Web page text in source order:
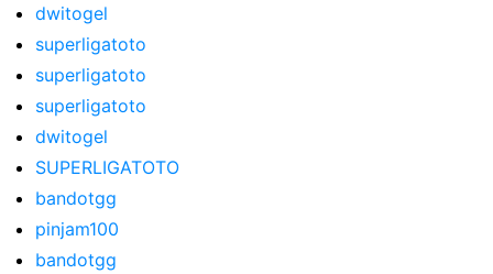
dwitogel
superligatoto
superligatoto
superligatoto
dwitogel
SUPERLIGATOTO
bandotgg
pinjam100
bandotgg